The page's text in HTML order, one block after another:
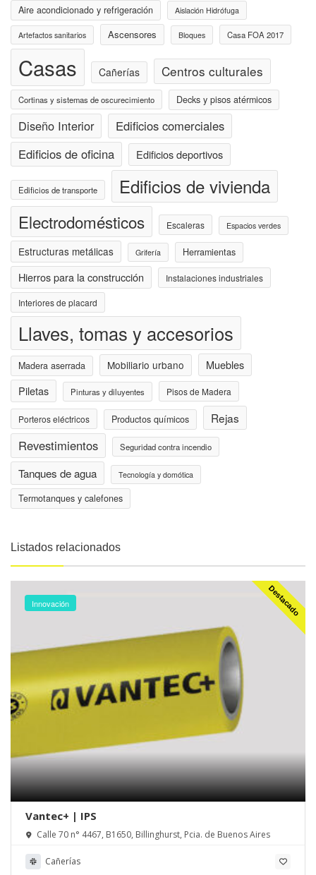
Aire acondicionado y refrigeración Aislación Hidrófuga
Artefactos sanitarios Ascensores Bloques Casa FOA 2017
Casas Cañerías Centros culturales
Cortinas y sistemas de oscurecimiento Decks y pisos atérmicos
Diseño Interior
Edificios comerciales
Edificios de oficina
Edificios deportivos
Edificios de transporte Edificios de vivienda
Electrodomésticos Escaleras Espacios verdes
Estructuras metálicas Grifería Herramientas
Hierros para la construcción Instalaciones industriales
Interiores de placard
Llaves, tomas y accesorios
Madera aserrada Mobiliario urbano
Muebles
Piletas
Pinturas y diluyentes Pisos de Madera
Porteros eléctricos Productos químicos Rejas
Revestimientos Seguridad contra incendio
Tanques de agua Tecnología y domótica
Termotanques y calefones
Listados relacionados
Destacado
Innovación
Vantec+ | IPS
Calle 70 n° 4467, B1650, Billinghurst, Pcia. de Buenos Aires
Cañerías